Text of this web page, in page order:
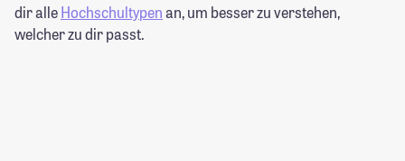
dir alleHochschultypenan, um besser zu verstehen,
welcher zu dir passt.